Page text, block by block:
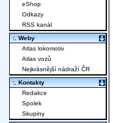
eShop
Odkazy
RSS kanál
:. Weby
Atlas lokomotiv
Atlas vozů
Nejkrásnější nádraží ČR
:. Kontakty
Redakce
Spolek
Skupiny